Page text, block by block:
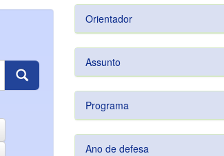
Orientador
Assunto
Programa
Ano de defesa